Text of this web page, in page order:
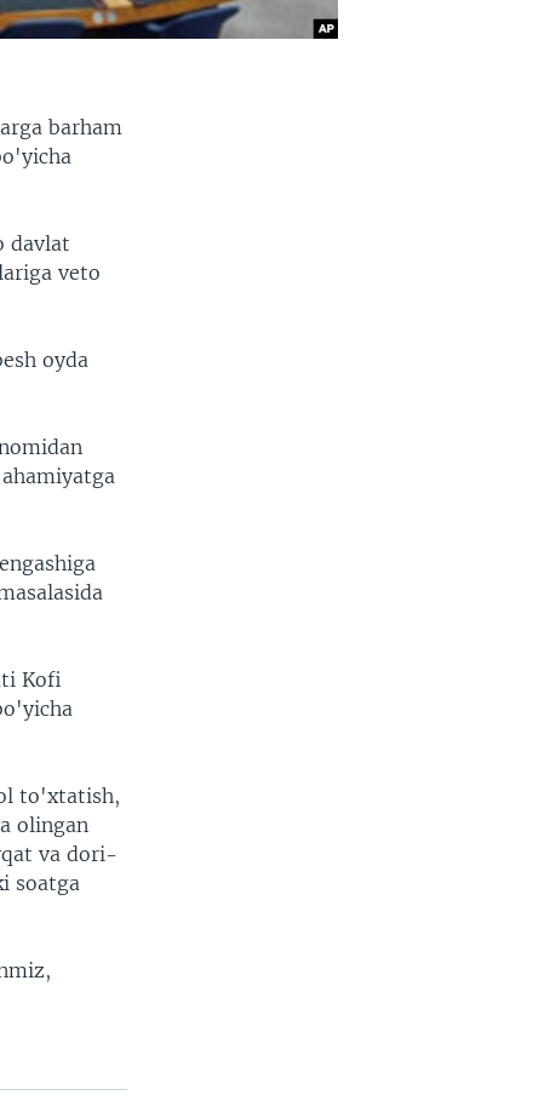
barham
davlat
veto
oyda
Kofi
to'xtatish,
olingan
va dori-
soatga